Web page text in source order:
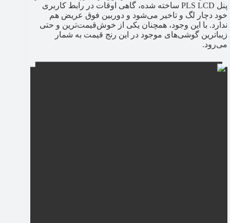
پنل PLS LCD ساخته شده، گاهی اوقات در رابط کاربری
خود دچار لگ و تاخیر می‌شود و دوربین فوق عریض هم
ندارد. با این وجود، همچنان یکی از خوش‌قیمت‌ترین و حتی
زیباترین گوشی‌های موجود در این رنج قیمت به شمار
می‌رود.